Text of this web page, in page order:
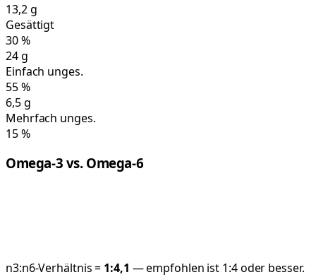
13,2g
Gesättigt
30%
24g
Einfach unges.
55%
6,5g
Mehrfach unges.
15%
Omega-3 vs. Omega-6
n3:n6-Verhältnis = 1:4,1 — empfohlen ist 1:4 oder besser.